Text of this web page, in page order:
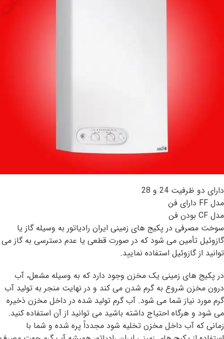
دارای دو ظرفیت 24 و 28
مدل FF دارای فن
مدل CF بودن فن
سوخت مصرفی در پکیج های زمینی ایران رادیاتور به وسیله گاز یا
گازوئیل تأمین می شود که در صورت قطعی یا عدم دسترسی به گاز می
توانید از گازوئیل استفاده نمایید.
در پکیج های زمینی یک مخزن وجود دارد که به وسیله مشعل، آب
درون مخزن شروع به گرم شدن می کند و در نهایت منجر به تولید آب
گرم مورد نیاز شما می شود. آب گرم تولید شده در داخل مخزن ذخیره
می شود و هرگاه احتیاج داشته باشید می توانید از آن استفاده کنید.
زمانی که آب داخل مخزن تخلیه شود مجدداً پره شده و شما با